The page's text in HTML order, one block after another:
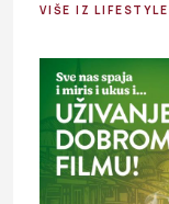
VIŠE IZ LIFESTYLE